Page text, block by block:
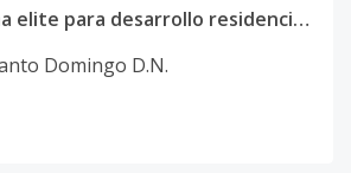
Solar de esquina elite para desarrollo residencial o mixto – Bella Vista
Domingo D.N.